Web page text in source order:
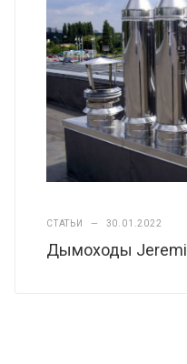
СТАТЬИ — 30.01.2022
Дымоходы